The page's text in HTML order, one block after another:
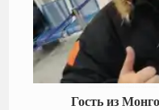
Гость из